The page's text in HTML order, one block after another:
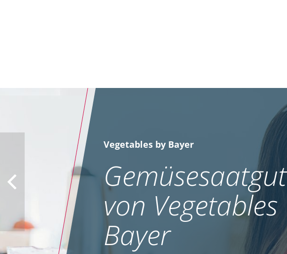
Vegetables by Bayer
Gemüsesaatgut
von Vegetables
Bayer